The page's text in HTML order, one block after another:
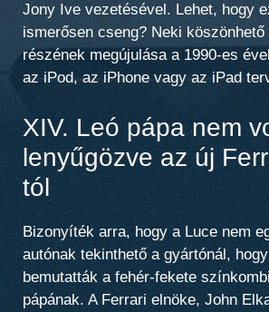
Jony Ive vezetésével. Lehet, hogy
ismerősen cseng? Neki köszönhető
részének megújulása a 1990-es
az iPod, az iPhone vagy az iPad
XIV. Leó pápa nem
lenyűgözve az új
tól
Bizonyíték arra, hogy a Luce nem
autónak tekinthető a gyártónál,
bemutatták a fehér-fekete
pápának. A Ferrari elnöke, John